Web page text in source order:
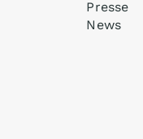
Presse
News